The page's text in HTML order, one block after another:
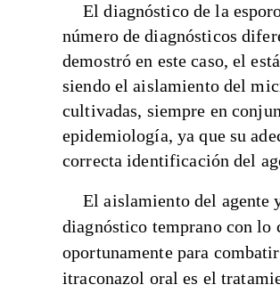
El diagnóstico de la
número de diagnósticos
demostró en este caso, el
siendo el aislamiento del
cultivadas, siempre en
epidemiología, ya que su
correcta identificación del
El aislamiento del agente
diagnóstico temprano con
oportunamente para
itraconazol oral es el